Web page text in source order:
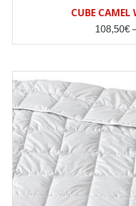
CUBE CAMEL
108,50€